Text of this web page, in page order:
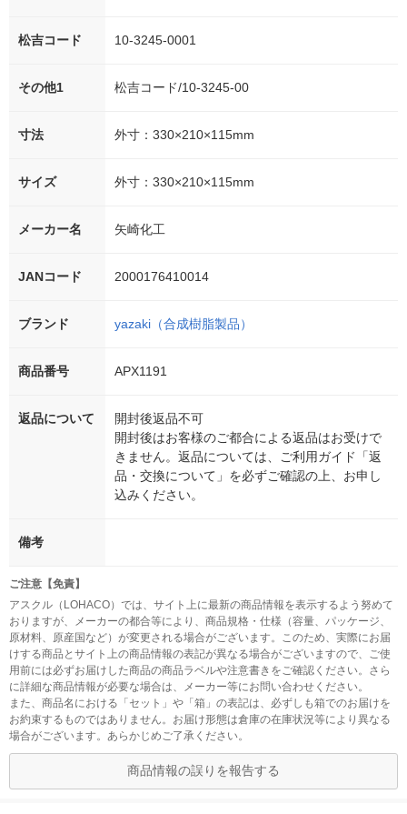
松吉コード 10-3245-0001
その他1 松吉コード/10-3245-00
寸法 外寸：330×210×115mm
サイズ 外寸：330×210×115mm
メーカー名 矢崎化工
JANコード 2000176410014
ブランド yazaki（合成樹脂製品）
商品番号 APX1191
返品について
開封後返品不可
開封後はお客様のご都合による返品はお受けで
きません。返品については、ご利用ガイド「返
品・交換について」を必ずご確認の上、お申し
込みください。
備考
ご注意【免責】
アスクル（LOHACO）では、サイト上に最新の商品情報を表示するよう努めて
おりますが、メーカーの都合等により、商品規格・仕様（容量、パッケージ、
原材料、原産国など）が変更される場合がございます。このため、実際にお届
けする商品とサイト上の商品情報の表記が異なる場合がございますので、ご使
用前には必ずお届けした商品の商品ラベルや注意書きをご確認ください。さら
に詳細な商品情報が必要な場合は、メーカー等にお問い合わせください。
また、商品名における「セット」や「箱」の表記は、必ずしも箱でのお届けを
お約束するものではありません。お届け形態は倉庫の在庫状況等により異なる
場合がございます。あらかじめご了承ください。
商品情報の誤りを報告する